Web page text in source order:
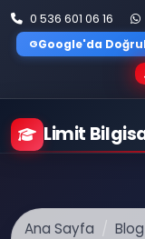
0 536 601 06 16
GGoogle'da
Limit
Ana Sayfa Blog